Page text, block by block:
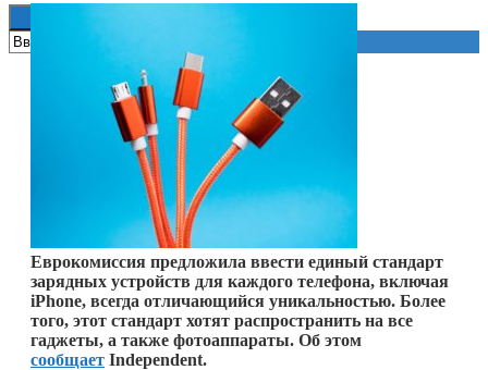
Еврокомиссия предложила ввести единый стандарт
зарядных устройств для каждого телефона, включая
iPhone, всегда отличающийся уникальностью. Более
того, этот стандарт хотят распространить на все
гаджеты, а также фотоаппараты. Об этом
сообщает Independent.